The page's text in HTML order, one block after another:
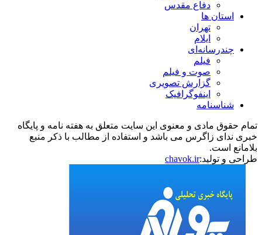
دفاع مقدس
استان ها
تهران
ایلام
چندرسانه‌ای
فیلم
صوت و فیلم
گزارش تصویری
اینفوگرافیک
شناسنامه
تمام حقوق مادی و معنوی این سایت متعلق به هفته نامه و پایگاه
خبری ندای زاگرس می باشد و استفاده از مطالب با ذکر منبع
بلامانع است.
طراحی و تولید:chavok.ir